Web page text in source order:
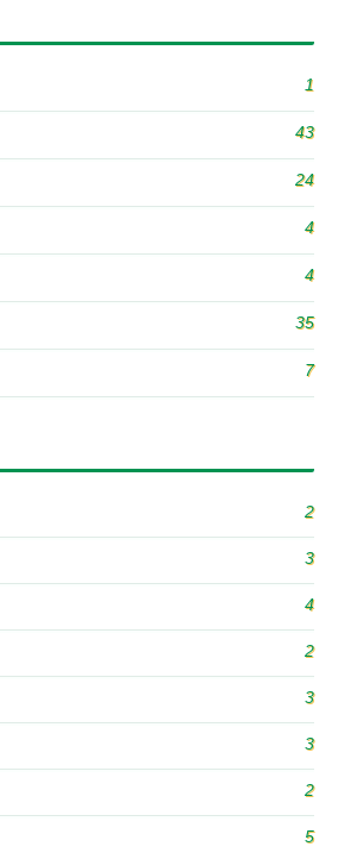
1
43
24
4
4
35
7
2
3
4
2
3
3
2
5